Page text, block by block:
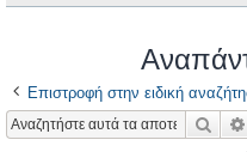
Επιστροφή στην ειδική